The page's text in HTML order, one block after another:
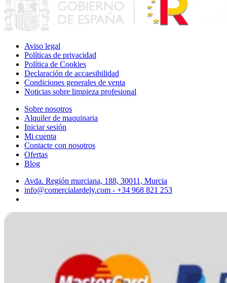
Aviso legal
Políticas de privacidad
Política de Cookies
Declaración de accaesibilidad
Condiciones generales de venta
Noticias sobre limpieza profesional
Sobre nosotros
Alquiler de maquinaria
Iniciar sesión
Mi cuenta
Contacte con nosotros
Ofertas
Blog
Avda. Región murciana, 188, 30011, Murcia
info@comercialardely.com - +34 968 821 253